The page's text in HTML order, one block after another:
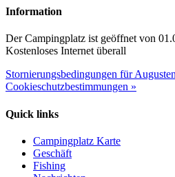
Information
Der Campingplatz ist geöffnet von
Kostenloses Internet überall
Stornierungsbedingungen für
Cookieschutzbestimmungen »
Quick links
Campingplatz Karte
Geschäft
Fishing